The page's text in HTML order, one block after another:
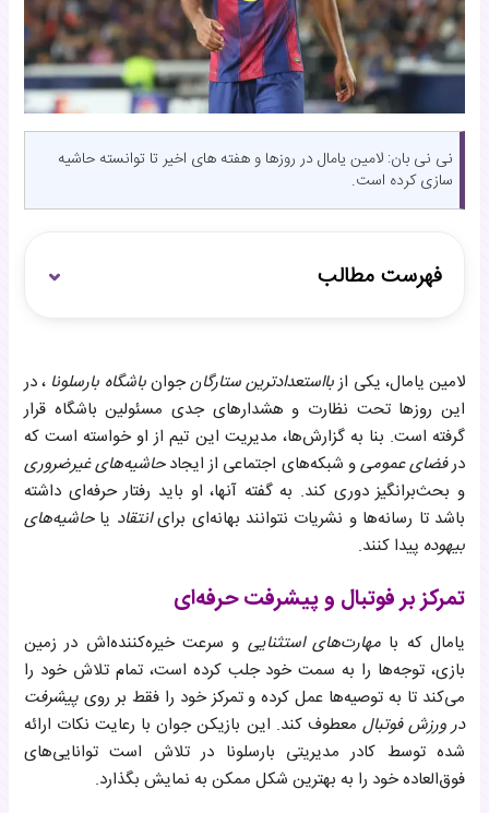
نی نی بان: لامین یامال در روزها و هفته های اخیر تا توانسته حاشیه
سازی کرده است.
فهرست مطالب
امید هواداران به موفقیت یامال
لامین یامال، یکی ازبااستعدادترین ستارگانجوانباشگاه بارسلونا ، در
این روزها تحت نظارت و هشدارهای جدی مسئولین باشگاه قرار
گرفته است. بنا به گزارش‌ها، مدیریت این تیم از او خواسته است که
درفضای عمومیو شبکه‌های اجتماعی از ایجادحاشیه‌های غیرضروری
و بحث‌برانگیز دوری کند. به گفته آنها، او باید رفتار حرفه‌ای داشته
باشد تا رسانه‌ها و نشریات نتوانند بهانه‌ای برایانتقاد یاحاشیه‌های
بیهوده پیدا کنند.
تمرکز بر فوتبال و پیشرفت حرفه‌ای
یامال که با مهارت‌های استثنایی و سرعت خیره‌کننده‌اش در زمین
بازی، توجه‌ها را به سمت خود جلب کرده است، تمام تلاش خود را
می‌کند تا به توصیه‌ها عمل کرده و تمرکز خود را فقط بر روی پیشرفت
در ورزش فوتبال معطوف کند. این بازیکن جوان با رعایت نکات ارائه
شده توسط کادر مدیریتی بارسلونا در تلاش است توانایی‌های
فوق‌العاده خود را به بهترین شکل ممکن به نمایش بگذارد.